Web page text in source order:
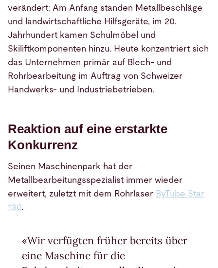
verändert: Am Anfang standen Metallbeschläge
und landwirtschaftliche Hilfsgeräte, im 20.
Jahrhundert kamen Schulmöbel und
Skiliftkomponenten hinzu. Heute konzentriert sich
das Unternehmen primär auf Blech- und
Rohrbearbeitung im Auftrag von Schweizer
Handwerks- und Industriebetrieben.
Reaktion auf eine erstarkte
Konkurrenz
Seinen Maschinenpark hat der
Metallbearbeitungsspezialist immer wieder
erweitert, zuletzt mit dem Rohrlaser ByTube Star
130.
«Wir verfügten früher bereits über
eine Maschine für die